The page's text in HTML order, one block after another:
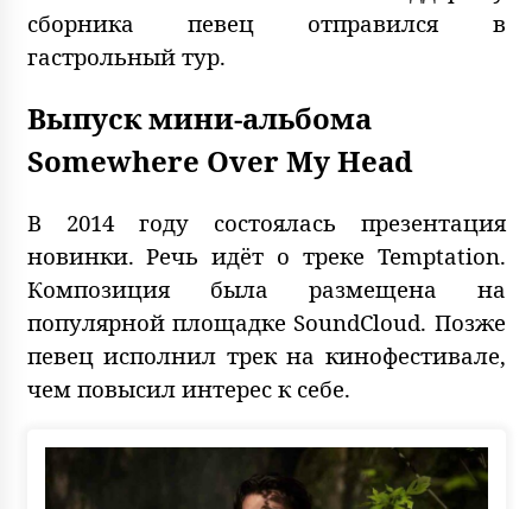
сборника певец отправился в
гастрольный тур.
Выпуск мини-альбома
Somewhere Over My Head
В 2014 году состоялась презентация
новинки. Речь идёт о треке Temptation.
Композиция была размещена на
популярной площадке SoundCloud. Позже
певец исполнил трек на кинофестивале,
чем повысил интерес к себе.